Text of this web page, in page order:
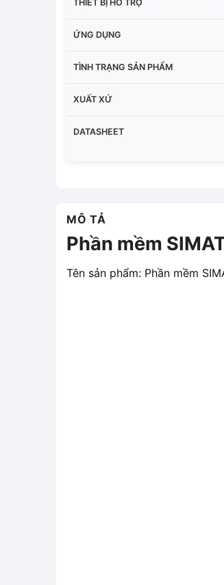
THIẾT BỊ HỖ TRỢ
ỨNG DỤNG
TÌNH TRẠNG SẢN PHẨM
XUẤT XỨ
DATASHEET
MÔ TẢ
Phần mềm
Tên sản phẩm: Phần mềm